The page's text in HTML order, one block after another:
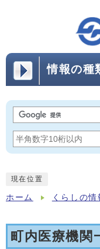
情報の種
現在位置
ホーム くらしの情
町内医療機関